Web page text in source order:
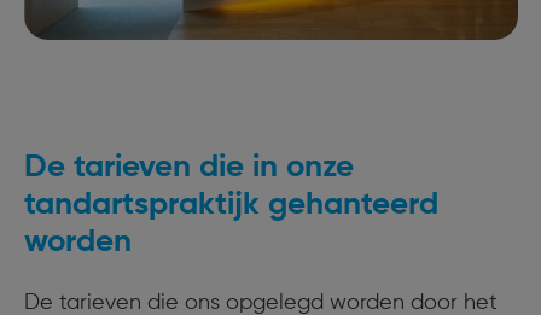
De tarieven die in onze
tandartspraktijk gehanteerd
worden
De tarieven die ons opgelegd worden door het